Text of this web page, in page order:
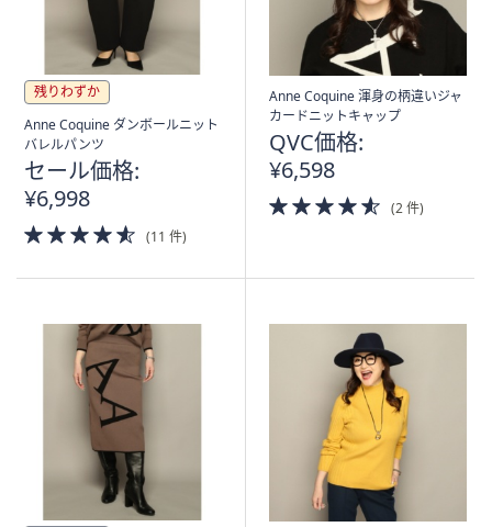
残りわずか
Anne Coquine ダンボールニット
バレルパンツ
セール価格:
¥6,998
4.5
of
(11 件)
Anne Coquine 渾身の柄違いジャ
カードニットキャップ
QVC価格:
¥6,598
4.5
of
(2 件)